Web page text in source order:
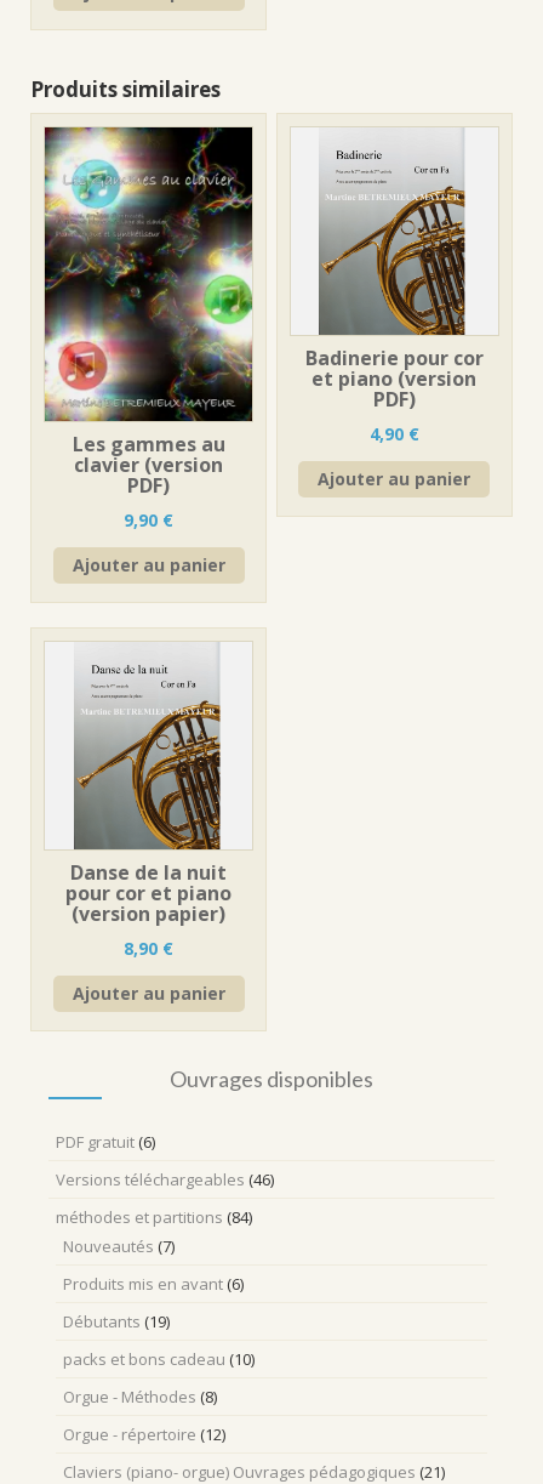
Produits similaires
Les gammes au
clavier (version
PDF)
9,90 €
Ajouter au panier
Badinerie pour cor
et piano (version
PDF)
4,90 €
Ajouter au panier
Danse de la nuit
pour cor et piano
(version papier)
8,90 €
Ajouter au panier
Ouvrages disponibles
PDF gratuit (6)
Versions téléchargeables (46)
méthodes et partitions (84)
Nouveautés (7)
Produits mis en avant (6)
Débutants (19)
packs et bons cadeau (10)
Orgue - Méthodes (8)
Orgue - répertoire (12)
Claviers (piano- orgue) Ouvrages pédagogiques (21)